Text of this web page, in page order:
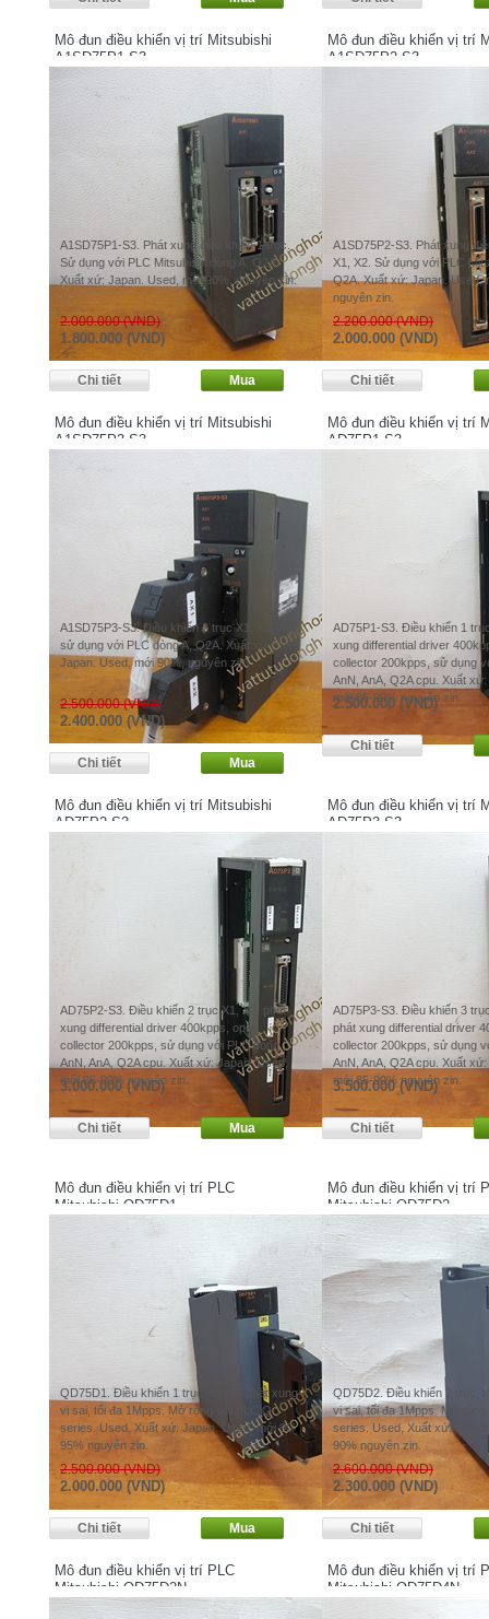
Mô đun điều khiển vị trí Mitsubishi
A1SD75P1-S3
A1SD75P1-S3. Phát xung điều khiển 1 trục.
Sử dụng với PLC Mitsubishi dòng A, Q2A.
Xuất xứ: Japan. Used, mới 90%, nguyên zin.
2.000.000 (VND)
1.800.000 (VND)
Mô đun điều khiển vị trí
A1SD75P2-S3
A1SD75P2-S3. Phát xung
X1, X2. Sử dụng với PLC
Q2A. Xuất xứ: Japan. Used,
nguyên zin.
2.200.000 (VND)
2.000.000 (VND)
Mô đun điều khiển vị trí Mitsubishi
A1SD75P3-S3
A1SD75P3-S3. Điều khiển 3 trục X1, X2, X3,
sử dụng với PLC dòng A, Q2A. Xuất xứ:
Japan. Used, mới 90%, nguyên zin.
2.500.000 (VND)
2.400.000 (VND)
Mô đun điều khiển vị trí
AD75P1-S3
AD75P1-S3. Điều khiển 1
xung differential driver
collector 200kpps, sử dụng
AnN, AnA, Q2A cpu. Xuất
mới 85-90% nguyên zin.
2.500.000 (VND)
Mô đun điều khiển vị trí Mitsubishi
AD75P2-S3
AD75P2-S3. Điều khiển 2 trục X1, X2, phát
xung differential driver 400kpps, open
collector 200kpps, sử dụng với PLC dòng
AnN, AnA, Q2A cpu. Xuất xứ: Japan. Used,
mới 85-90% nguyên zin.
3.000.000 (VND)
Mô đun điều khiển vị trí
AD75P3-S3
AD75P3-S3. Điều khiển 3
phát xung differential driver
collector 200kpps, sử dụng
AnN, AnA, Q2A cpu. Xuất
mới 85-90% nguyên zin.
3.500.000 (VND)
Mô đun điều khiển vị trí PLC
Mitsubishi QD75D1
QD75D1. Điều khiển 1 trục, tốc độ phát xung
vi sai, tối đa 1Mpps. Mở rộng với PLC Q
series. Used, Xuất xứ: Japan. Used, mới 90-
95% nguyên zin.
2.500.000 (VND)
2.000.000 (VND)
Mô đun điều khiển vị trí
Mitsubishi QD75D2
QD75D2. Điều khiển 2 trục,
vi sai, tối đa 1Mpps. Mở
series. Used, Xuất xứ:
90% nguyên zin.
2.600.000 (VND)
2.300.000 (VND)
Mô đun điều khiển vị trí PLC
Mitsubishi QD75D2N
Mô đun điều khiển vị trí
Mitsubishi QD75D4N